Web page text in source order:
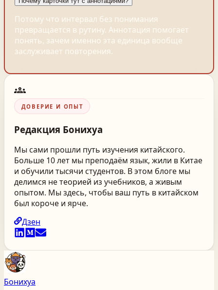
Потому что интервал без понимания
превращается в рутину. Аннотация помогает
понять, зачем именно эта единица вообще
заслуживает повторения.
groups
ДОВЕРИЕ И ОПЫТ
Редакция Бонихуа
Мы сами прошли путь изучения китайского.
Больше 10 лет мы преподаём язык, жили в Китае
и обучили тысячи студентов. В этом блоге мы
делимся не теорией из учебников, а живым
опытом. Мы здесь, чтобы ваш путь в китайском
был короче и ярче.
Дзен
Бонихуа